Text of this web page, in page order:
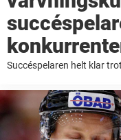
Succéspelaren helt klar